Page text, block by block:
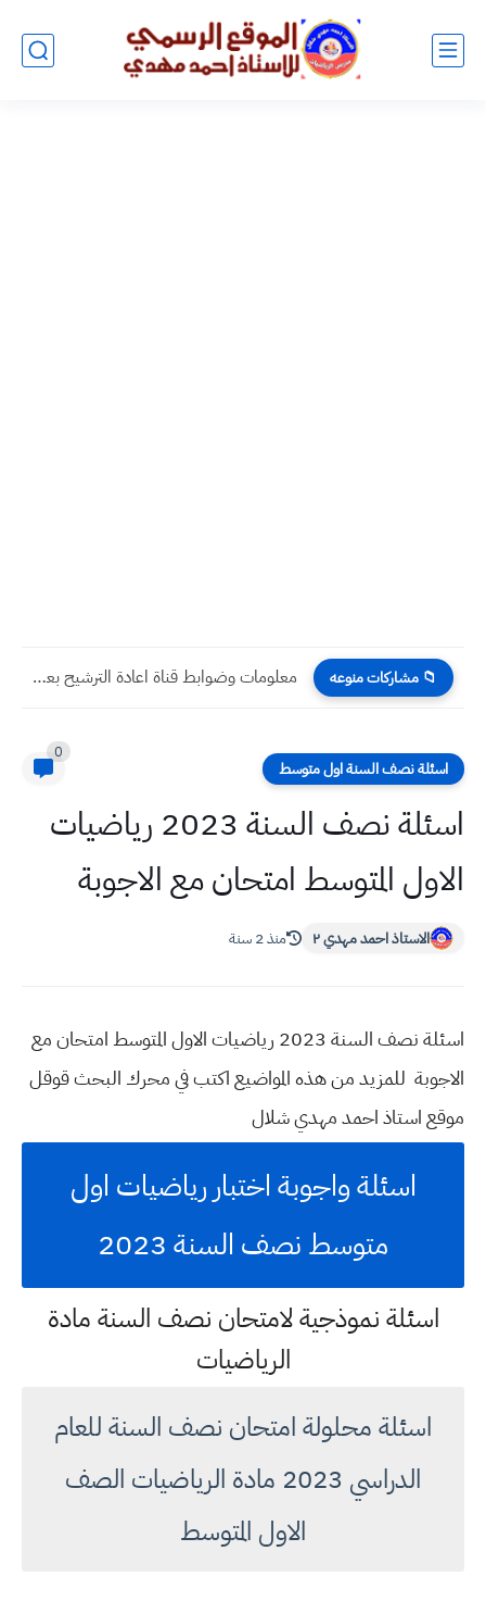
📁 مشاركات منوعه معلومات وضوابط قناة اعادة الترشيح بعد اعادة فتحها من قبل...
اسئلة نصف السنة اول متوسط
0
اسئلة نصف السنة 2023 رياضيات
الاول المتوسط امتحان مع الاجوبة
الاستاذ احمد مهدي ٢ منذ 2 سنة
اسئلة نصف السنة 2023 رياضيات الاول المتوسط امتحان مع
الاجوبة للمزيد من هذه المواضيع اكتب في محرك البحث قوقل
موقع استاذ احمد مهدي شلال
اسئلة واجوبة اختبار رياضيات اول
متوسط نصف السنة 2023
اسئلة نموذجية لامتحان نصف السنة مادة
الرياضيات
اسئلة محلولة امتحان نصف السنة للعام
الدراسي 2023 مادة الرياضيات الصف
الاول المتوسط